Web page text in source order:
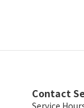
Contact
Service